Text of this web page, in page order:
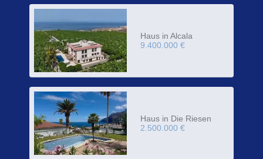
Haus in Alcala
9.400.000 €
Haus in Die Riesen
2.500.000 €